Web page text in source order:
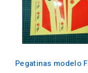
Pegatinas modelo F